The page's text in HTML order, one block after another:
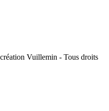
Vuillemin - Tous droits